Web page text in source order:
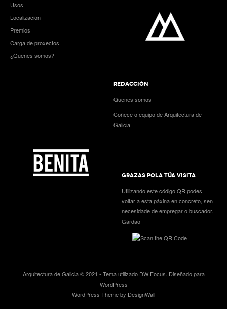
Usos
Localización
Premios
Carga de proxectos
¿Quenes somos?
REDACCIÓN
Quenes somos
Coñece o equipo de Arquitectura de
Galicia
GRAZAS POLA TÚA VISITA
Utilizando este código QR podes
voltar a esta páxina en concreto, sen
necesidade de empregar o buscador.
Gárdao!
Arquitectura de Galicia © 2021 - Tema utilizado DW Focus . Diseñado para
WordPress
WordPress Theme by DesignWall